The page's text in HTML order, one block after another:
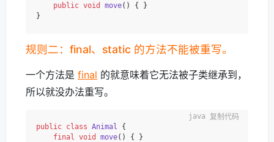
public void move()
{ }
规则二：final、static 的方法不能被重写。
一个方法是 final 的就意味着它无法被子类继承到，
所以就没办法重写。
public class Animal
{
final
void move()
{ }
复制代码